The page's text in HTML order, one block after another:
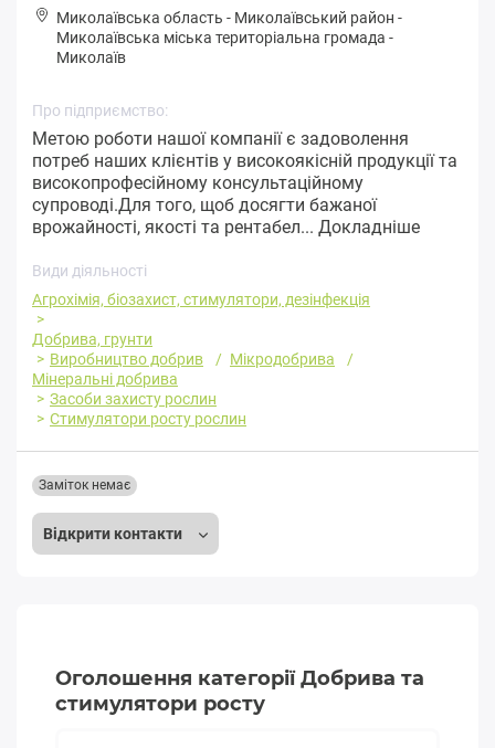
Миколаївська область - Миколаївський район -
Микoлaївськa міська територіальна громада -
Миколаїв
Про підприємство:
Метою роботи нашої компанії є задоволення
потреб наших клієнтів у високоякісній продукції та
високопрофесійному консультаційному
супроводі.Для того, щоб досягти бажаної
врожайності, якості та рентабел... Докладніше
Види діяльності
Агрохімія, біозахист, стимулятори, дезінфекція
Добрива, грунти
Виробництво добрив
Мікродобрива
Мінеральні добрива
Засоби захисту рослин
Стимулятори росту рослин
Відкрити контакти
Заміток немає
Оголошення категорії Добрива та
стимулятори росту